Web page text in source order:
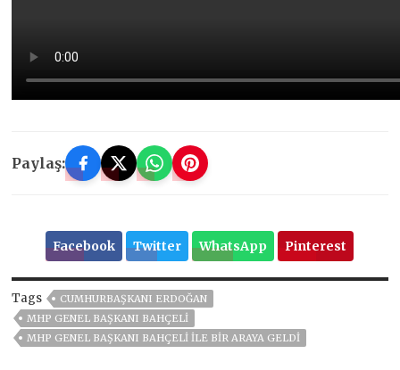
Paylaş:
Facebook Twitter WhatsApp Pinterest
Tags
CUMHURBAŞKANI ERDOĞAN
MHP GENEL BAŞKANI BAHÇELI
MHP GENEL BAŞKANI BAHÇELI ILE BIR ARAYA GELDI